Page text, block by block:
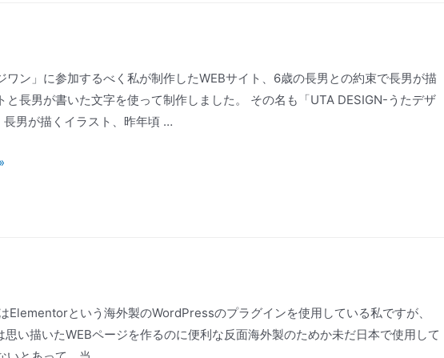
ワン」に参加するべく私が制作したWEBサイト、6歳の長男との約束で長男が描
と長男が書いた文字を使って制作しました。 その名も「UTA DESIGN-うたデザ
長男が描くイラスト、昨年頃 …
Elementorという海外製のWordPressのプラグインを使用している私ですが、
い描いたWEBページを作るのに便利な反面海外製のためか未だ日本で使用して